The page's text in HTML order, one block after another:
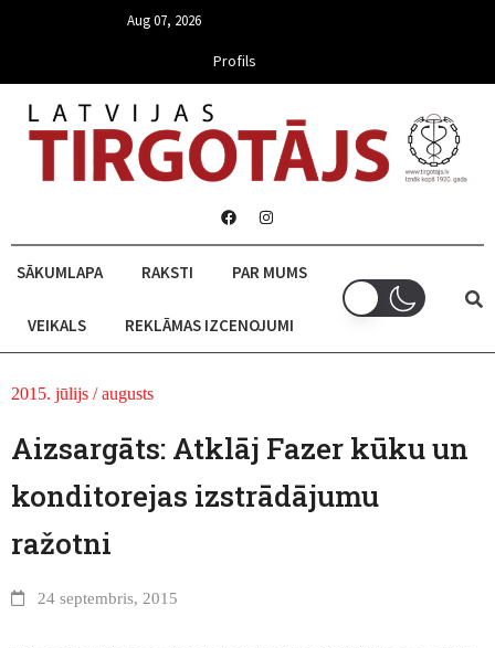
Aug 07, 2026
Profils
SĀKUMLAPA RAKSTI PAR MUMS
VEIKALS REKLĀMAS IZCENOJUMI
2015. jūlijs / augusts
Aizsargāts: Atklāj Fazer kūku un
konditorejas izstrādājumu
ražotni
24 septembris, 2015